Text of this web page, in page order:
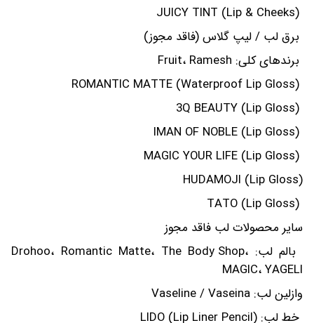
برق لب / لیپ گلاس (فاقد مجوز)
برندهای کلی: Fruit، Ramesh
HUDAMOJI (Lip Gloss)
سایر محصولات لب فاقد مجوز
بالم لب: Drohoo، Romantic Matte، The Body Shop،
MAGIC، YAGELI
وازلین لب: Vaseline / Vaseina
خط لب: LIDO (Lip Liner Pencil)